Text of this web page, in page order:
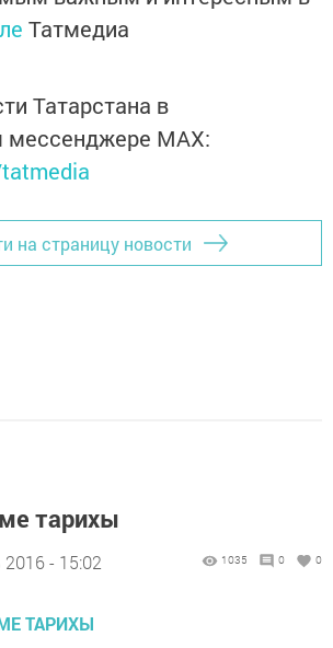
Татмедиа
Татарстана в
мессенджере MАХ:
на страницу новости
тарихы
- 15:02 1035 0 0